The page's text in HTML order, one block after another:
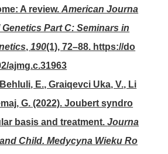
A review.American Journa
Part C: Seminars in
,190(1), 72–88. https://do
ajmg.c.31963
E., Graiqevci Uka, V., Li
G. (2022). Joubert syndro
basis and treatment.Journa
Child. Medycyna Wieku Ro